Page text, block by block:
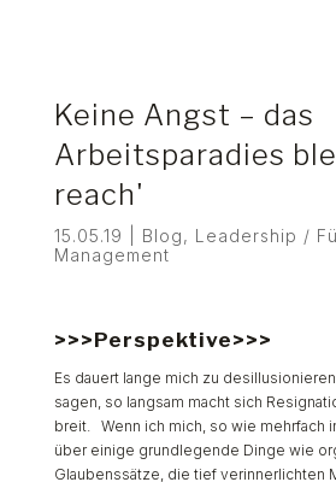
Keine Angst – das
Arbeitsparadies
reach'
15.05.19 Blog, Leadership /
Management
>>>Perspektive>>>
Es dauert lange mich zu
sagen, so langsam macht sich
breit. Wenn ich mich, so wie mehrfach
über einige grundlegende Dinge wie
Glaubenssätze, die tief verinnerlichten